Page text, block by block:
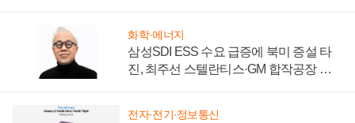
화학·에너지
삼성SDI ESS 수요 급증에 북미 증설 타
진, 최주선 스텔란티스·GM 합작공장 건
전자·전기·정보통신